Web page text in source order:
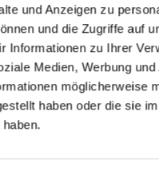
und Anzeigen zu
und die Zugriffe auf
Informationen zu Ihrer
Medien, Werbung
möglicherweise
haben oder die sie
Blanc
Rust
Rosé
von